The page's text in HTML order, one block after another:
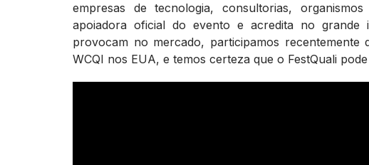
empresas de tecnologia, consultorias,
apoiadora oficial do evento e acredita no grande
provocam no mercado, participamos recentemente
WCQI nos EUA, e temos certeza que o FestQuali